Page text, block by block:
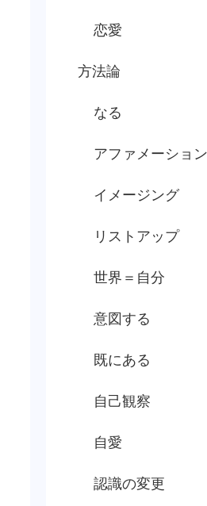
恋愛
方法論
なる
アファメーション
イメージング
リストアップ
世界＝自分
意図する
既にある
自己観察
自愛
認識の変更